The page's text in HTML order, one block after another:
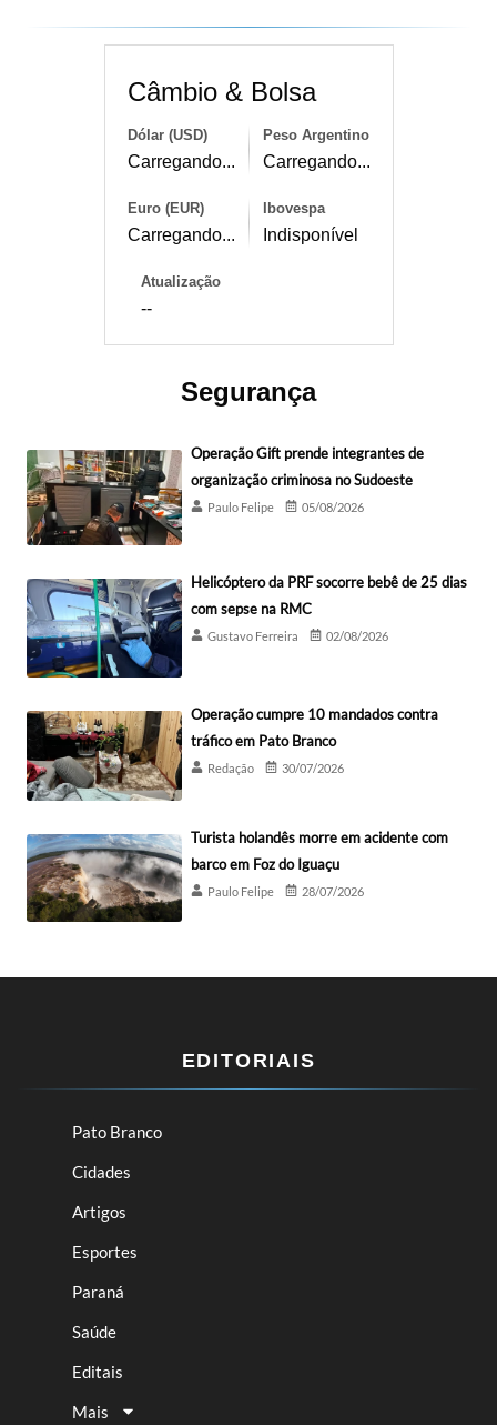
Câmbio & Bolsa
Dólar (USD)
Carregando...
Peso Argentino
Carregando...
Euro (EUR)
Carregando...
Ibovespa
Indisponível
Atualização
--
Segurança
Operação Gift prende integrantes de
organização criminosa no Sudoeste
Paulo Felipe 05/08/2026
Helicóptero da PRF socorre bebê de 25 dias
com sepse na RMC
Gustavo Ferreira 02/08/2026
Operação cumpre 10 mandados contra
tráfico em Pato Branco
Redação 30/07/2026
Turista holandês morre em acidente com
barco em Foz do Iguaçu
Paulo Felipe 28/07/2026
EDITORIAIS
Pato Branco
Cidades
Artigos
Esportes
Paraná
Saúde
Editais
Mais